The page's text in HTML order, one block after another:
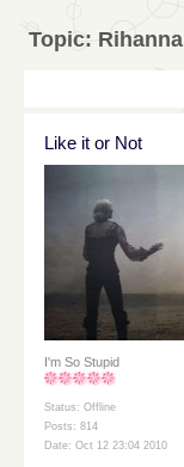
Topic: Rihanna
Like it or Not
I'm So Stupid
Status: Offline
Posts: 814
Date: Oct 12 23:04 2010